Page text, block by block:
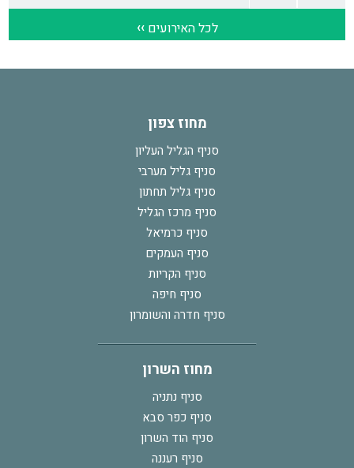
מחוז צפון
סניף הגליל העליון
סניף גליל מערבי
סניף גליל תחתון
סניף מרכז הגליל
סניף כרמיאל
סניף העמקים
סניף הקריות
סניף חיפה
סניף חדרה והשומרון
מחוז השרון
סניף נתניה
סניף כפר סבא
סניף הוד השרון
סניף רעננה